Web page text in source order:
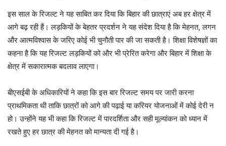
इस साल के रिजल्ट ने यह साबित कर दिया कि बिहार की छात्राएं अब हर क्षेत्र में
आगे बढ़ रही हैं। लड़कियों के बेहतर प्रदर्शन ने यह संदेश दिया है कि मेहनत, लगन
और आत्मविश्वास के जरिए कोई भी चुनौती पार की जा सकती है। शिक्षा विशेषज्ञों का
कहना है कि यह रिजल्ट लड़कियों को और भी प्रेरित करेगा और बिहार में शिक्षा के
क्षेत्र में सकारात्मक बदलाव लाएगा।
बीएसईबी के अधिकारियों ने कहा कि इस बार रिजल्ट समय पर जारी करना
प्राथमिकता थी ताकि छात्रों को आगे की पढ़ाई या करियर योजनाओं में कोई देरी न
हो। उन्होंने यह भी कहा कि रिजल्ट में पारदर्शिता और सही मूल्यांकन को ध्यान में
रखते हुए हर छात्र की मेहनत को मान्यता दी गई है।